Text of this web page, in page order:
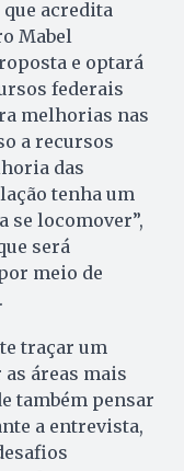
acredita
Mabel
e optará
federais
melhorias nas
a recursos
das
tenha um
se locomover”,
será
meio de
traçar um
áreas mais
também pensar
a entrevista,